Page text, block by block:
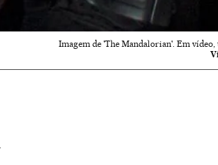
Imagem de 'The Mandalorian'. Em